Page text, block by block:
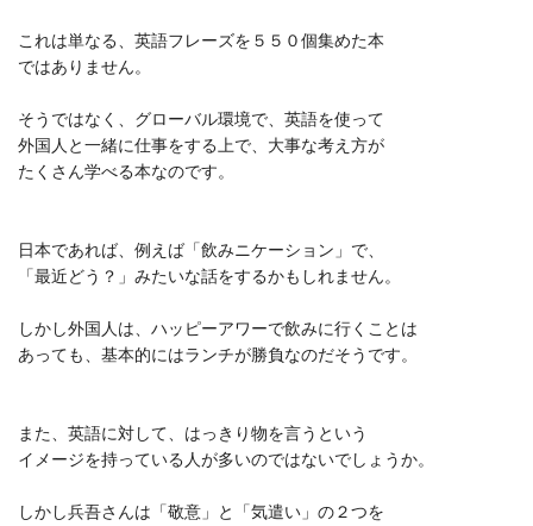
これは単なる、英語フレーズを５５０個集めた本
ではありません。
そうではなく、グローバル環境で、英語を使って
外国人と一緒に仕事をする上で、大事な考え方が
たくさん学べる本なのです。
日本であれば、例えば「飲みニケーション」で、
「最近どう？」みたいな話をするかもしれません。
しかし外国人は、ハッピーアワーで飲みに行くことは
あっても、基本的にはランチが勝負なのだそうです。
また、英語に対して、はっきり物を言うという
イメージを持っている人が多いのではないでしょうか。
しかし兵吾さんは「敬意」と「気遣い」の２つを